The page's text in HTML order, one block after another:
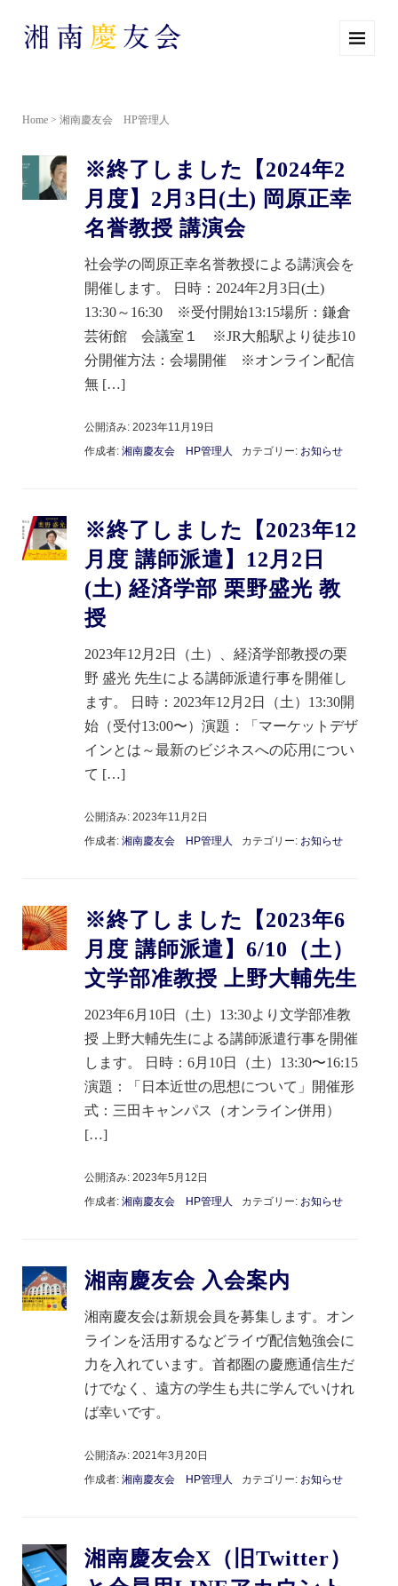
Home > 湘南慶友会 HP管理人
※終了しました【2024年2
月度】2月3日(土) 岡原正幸
名誉教授 講演会
社会学の岡原正幸名誉教授による講演会を
開催します。 日時：2024年2月3日(土)
13:30～16:30 ※受付開始13:15場所：鎌倉
芸術館 会議室１ ※JR大船駅より徒歩10
分開催方法：会場開催 ※オンライン配信
無 […]
公開済み: 2023年11月19日
作成者: 湘南慶友会 HP管理人 カテゴリー: お知らせ
※終了しました【2023年12
月度 講師派遣】12月2日
(土) 経済学部 栗野盛光 教
授
2023年12月2日（土）、経済学部教授の栗
野 盛光 先生による講師派遣行事を開催し
ます。 日時：2023年12月2日（土）13:30開
始（受付13:00〜）演題：「マーケットデザ
インとは～最新のビジネスへの応用につい
て […]
公開済み: 2023年11月2日
作成者: 湘南慶友会 HP管理人 カテゴリー: お知らせ
※終了しました【2023年6
月度 講師派遣】6/10（土）
文学部准教授 上野大輔先生
2023年6月10日（土）13:30より文学部准教
授 上野大輔先生による講師派遣行事を開催
します。 日時：6月10日（土）13:30〜16:15
演題：「日本近世の思想について」開催形
式：三田キャンパス（オンライン併用）
[…]
公開済み: 2023年5月12日
作成者: 湘南慶友会 HP管理人 カテゴリー: お知らせ
湘南慶友会 入会案内
湘南慶友会は新規会員を募集します。オン
ラインを活用するなどライヴ配信勉強会に
力を入れています。首都圏の慶應通信生だ
けでなく、遠方の学生も共に学んでいけれ
ば幸いです。
公開済み: 2021年3月20日
作成者: 湘南慶友会 HP管理人 カテゴリー: お知らせ
湘南慶友会X（旧Twitter）